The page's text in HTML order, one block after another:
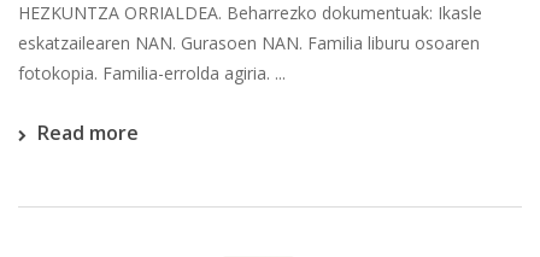
HEZKUNTZA ORRIALDEA. Beharrezko dokumentuak: Ikasle
eskatzailearen NAN. Gurasoen NAN. Familia liburu osoaren
fotokopia. Familia-errolda agiria. ...
Read more